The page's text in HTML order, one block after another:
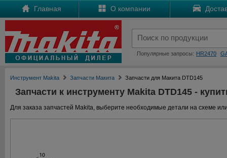
Главная О компании
Популярные запросы: HR2470
Инструмент Makita Запчасти Макита Запчасти для Макита DTD145
Запчасти к инструменту Makita DTD145 -
Для заказа запчастей Makita, выберите необходимые детали на схеме